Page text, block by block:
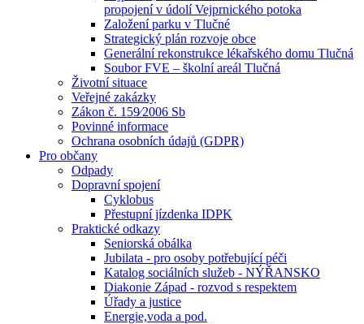
propojení v údolí Vejprnického potoka
Založení parku v Tlučné
Strategický plán rozvoje obce
Generální rekonstrukce lékařského domu Tlučná
Soubor FVE – školní areál Tlučná
Životní situace
Veřejné zakázky
Zákon č. 159⁄2006 Sb
Povinné informace
Ochrana osobních údajů (GDPR)
Pro občany
Odpady
Dopravní spojení
Cyklobus
Přestupní jízdenka IDPK
Praktické odkazy
Seniorská obálka
Jubilata - pro osoby potřebující péči
Katalog sociálních služeb - NÝŘANSKO
Diakonie Západ - rozvod s respektem
Úřady a justice
Energie,voda a pod.